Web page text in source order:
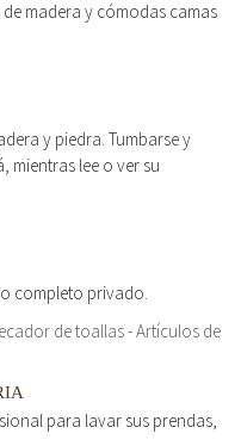
madera y cómodas camas
y piedra. Tumbarse y
mientras lee o ver su
completo privado.
de toallas - Artículos de
para lavar sus prendas,